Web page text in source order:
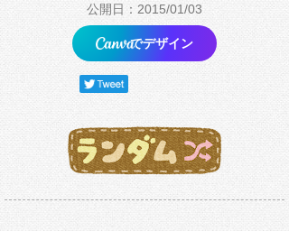
公開日：2015/01/03
でデザイン